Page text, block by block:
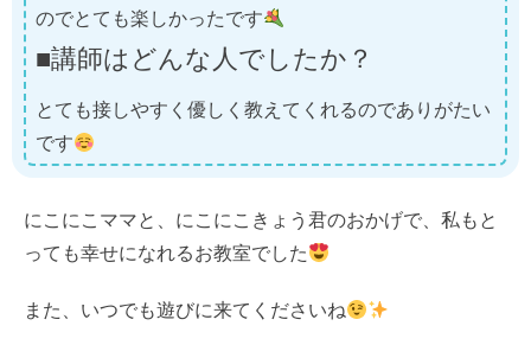
のでとても楽しかったです
■講師はどんな人でしたか？
とても接しやすく優しく教えてくれるのでありがたい
です
にこにこママと、にこにこきょう君のおかげで、私もと
っても幸せになれるお教室でした
また、いつでも遊びに来てくださいね